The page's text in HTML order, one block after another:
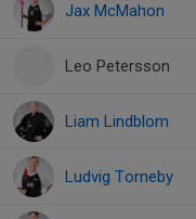
Jax McMahon
Leo Petersson
Liam Lindblom
Ludvig Torneby